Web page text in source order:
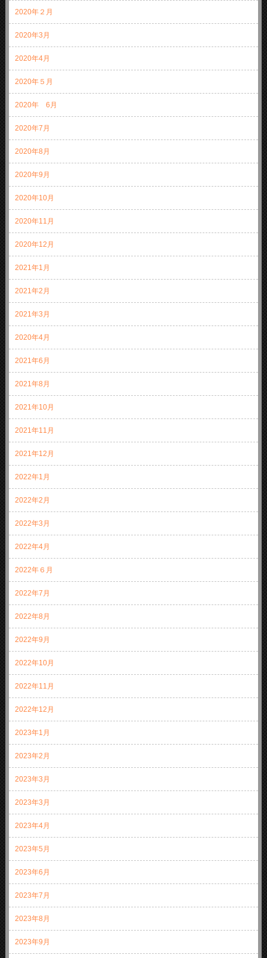
2020年２月
2020年3月
2020年4月
2020年５月
2020年 6月
2020年7月
2020年8月
2020年9月
2020年10月
2020年11月
2020年12月
2021年1月
2021年2月
2021年3月
2020年4月
2021年6月
2021年8月
2021年10月
2021年11月
2021年12月
2022年1月
2022年2月
2022年3月
2022年4月
2022年６月
2022年7月
2022年8月
2022年9月
2022年10月
2022年11月
2022年12月
2023年1月
2023年2月
2023年3月
2023年3月
2023年4月
2023年5月
2023年6月
2023年7月
2023年8月
2023年9月